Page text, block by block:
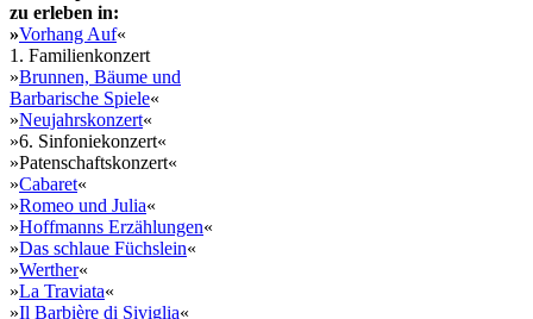
zu erleben in:
»Vorhang Auf«
1. Familienkonzert
»Brunnen, Bäume und
Barbarische Spiele«
»Neujahrskonzert«
»6. Sinfoniekonzert«
»Patenschaftskonzert«
»Cabaret«
»Romeo und Julia«
»Hoffmanns Erzählungen«
»Das schlaue Füchslein«
»Werther«
»La Traviata«
»Il Barbière di Siviglia«